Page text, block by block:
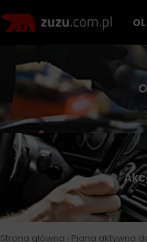
Strona główna › Piana aktywna